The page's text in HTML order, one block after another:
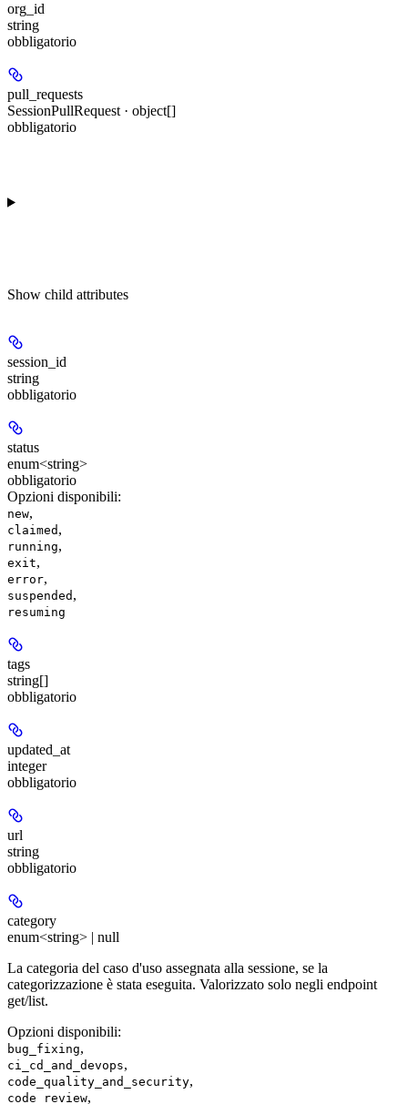
org_id
string
obbligatorio
pull_requests
SessionPullRequest · object[]
obbligatorio
Show child attributes
session_id
string
obbligatorio
status
enum<string>
obbligatorio
Opzioni disponibili:
new,
claimed ,
running,
exit,
error,
suspended ,
resuming
tags
string[]
obbligatorio
updated_at
integer
obbligatorio
url
string
obbligatorio
category
enum<string> | null
La categoria del caso d'uso assegnata alla sessione, se la
categorizzazione è stata eseguita. Valorizzato solo negli endpoint
get/list.
Opzioni disponibili:
bug_fixing,
ci_cd_and_devops,
code_quality_and_security,
code_review,